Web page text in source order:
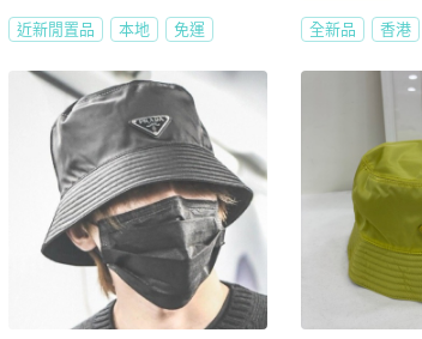
近新閒置品 本地 免運 全新品 香港